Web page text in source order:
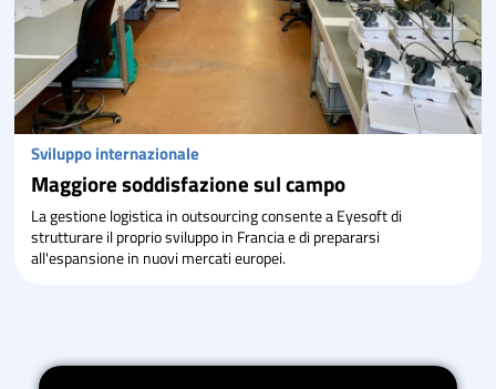
Sviluppo internazionale
Maggiore soddisfazione sul campo
La gestione logistica in outsourcing consente a Eyesoft di
strutturare il proprio sviluppo in Francia e di prepararsi
all'espansione in nuovi mercati europei.